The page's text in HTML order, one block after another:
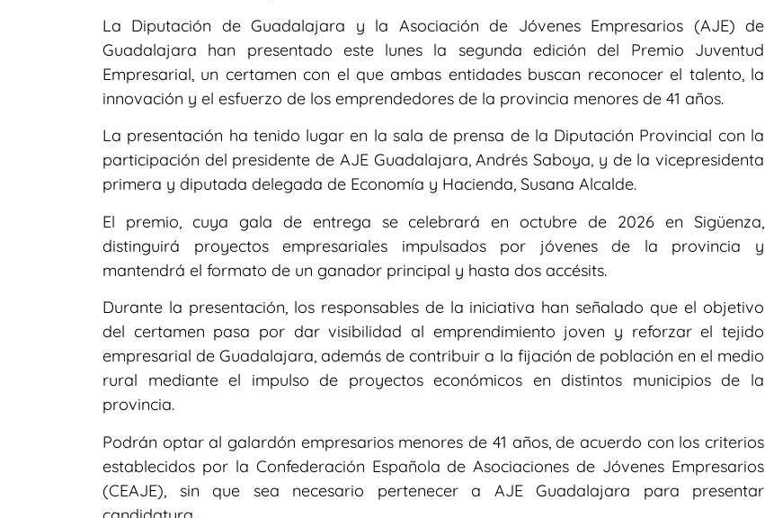
La Diputación de Guadalajara y la Asociación de Jóvenes Empresarios (AJE) de
Guadalajara han presentado este lunes la segunda edición del Premio Juventud
Empresarial, un certamen con el que ambas entidades buscan reconocer el talento, la
innovación y el esfuerzo de los emprendedores de la provincia menores de 41 años.
La presentación ha tenido lugar en la sala de prensa de la Diputación Provincial con la
participación del presidente de AJE Guadalajara, Andrés Saboya, y de la vicepresidenta
primera y diputada delegada de Economía y Hacienda, Susana Alcalde.
El premio, cuya gala de entrega se celebrará en octubre de 2026 en Sigüenza,
distinguirá proyectos empresariales impulsados por jóvenes de la provincia y
mantendrá el formato de un ganador principal y hasta dos accésits.
Durante la presentación, los responsables de la iniciativa han señalado que el objetivo
del certamen pasa por dar visibilidad al emprendimiento joven y reforzar el tejido
empresarial de Guadalajara, además de contribuir a la fijación de población en el medio
rural mediante el impulso de proyectos económicos en distintos municipios de la
provincia.
Podrán optar al galardón empresarios menores de 41 años, de acuerdo con los criterios
establecidos por la Confederación Española de Asociaciones de Jóvenes Empresarios
(CEAJE), sin que sea necesario pertenecer a AJE Guadalajara para presentar